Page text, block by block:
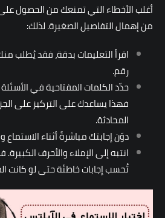
من إهمال التفاصيل الصغيرة. لذلك:
اقرأ التعليمات بدقة، فقد يُطلب
رقم.
حدّد الكلمات المفتاحية في
فهذا يساعدك على التركيز على
المحادثة.
دوّن إجابتك مباشرةً أثناء الاستماع
انتبه إلى الإملاء والأحرف الكبيرة.
تُحسب إجابات خاطئة حتى لو كانت